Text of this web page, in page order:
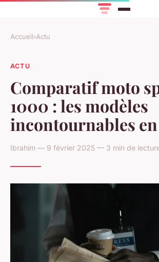
Accueil›Actu
ACTU
Comparatif moto
1000 : les modèles
incontournables en
Ibrahim — 9 février 2025 — 3 min de